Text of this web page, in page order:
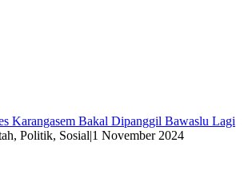
Karangasem Bakal Dipanggil Bawaslu Lagi
Politik, Sosial|1 November 2024